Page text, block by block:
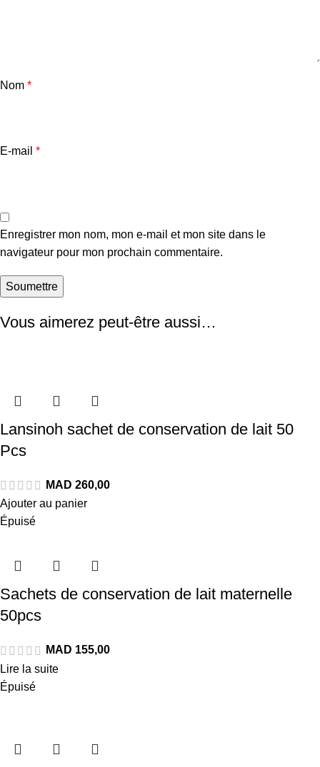
Nom *
E-mail *
Enregistrer mon nom, mon e-mail et mon site dans le
navigateur pour mon prochain commentaire.
Vous aimerez peut-être aussi…
Lansinoh sachet de conservation de lait 50
Pcs
Ajouter au panier
Épuisé
Sachets de conservation de lait maternelle
50pcs
Lire la suite
Épuisé